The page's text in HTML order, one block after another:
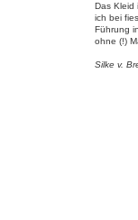
Das Kleid
ich bei
Führung
ohne (!)
Silke v.